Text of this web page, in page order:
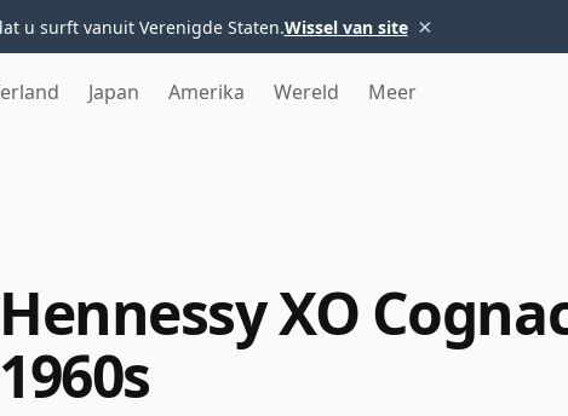
u surft vanuit Verenigde Staten.Wissel van site ×
Japan Amerika Wereld Meer
Hennessy XO
1960s